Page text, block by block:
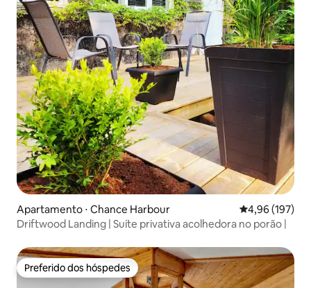
Apartamento ⋅ Chance Harbour 4,96 de uma
4,96 (197)
Driftwood Landing | Suíte privativa acolhedora no porão |
Preferido dos hóspedes
Preferido dos hóspedes